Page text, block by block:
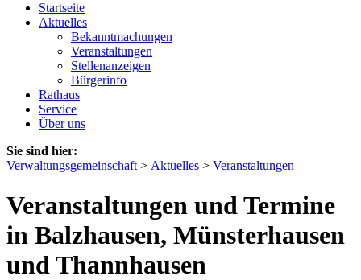
Startseite
Aktuelles
Bekanntmachungen
Veranstaltungen
Stellenanzeigen
Bürgerinfo
Rathaus
Service
Über uns
Sie sind hier:
Verwaltungsgemeinschaft > Aktuelles > Veranstaltungen
Veranstaltungen und Termine
in Balzhausen, Münsterhausen
und Thannhausen